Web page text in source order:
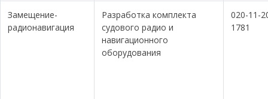
Замещение-
радионавигация
Разработка комплекта
судового радио и
навигационного
оборудования
020-11-
1781